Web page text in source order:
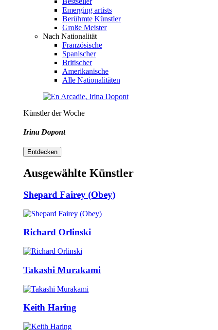
Emerging artists
Berühmte Künstler
Große Meister
Nach Nationalität
Französische
Spanischer
Britischer
Amerikanische
Alle Nationalitäten
Künstler der Woche
Irina Dopont
Entdecken
Ausgewählte Künstler
Shepard Fairey (Obey)
Richard Orlinski
Takashi Murakami
Keith Haring